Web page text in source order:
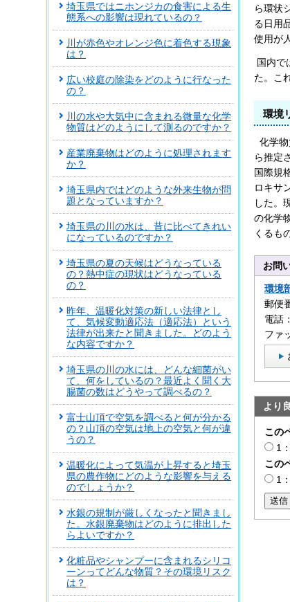
埼玉県ではニホンジカの食害による生
態系への影響は現れているの？
川が赤色やオレンジ色に着色する現象
は？
広い校庭の除染をどのように行なった
の？
川の水や大気中に含まれる微量な化学
物質はどのようにして測るのですか？
産業廃棄物はどのように処理されます
か？
埼玉県内ではどのような外来生物が問
題となっていますか？
埼玉県の川の水は、昔に比べてきれい
になっているのですか？
埼玉県の夏の天候はどうなっている
の？熱中症の現状はどうなっている
の？
昨年、温暖化対策の新しい法律とし
て、気候変動適応法（適応法）という
法律が出来たと聞きました。どのよう
な内容ですか？
埼玉県の川の水には、どんな細菌がい
て、何をしているの？最近よく聞く大
腸菌の数はどうやって調べるの？
富士山頂で空気を調べると何が分かる
の？山頂の空気は地上の空気と何が違
うの？
温暖化によって気温が上昇すると埼玉
県の農作物にどのような影響を与える
のでしょうか？
水銀の規制が厳しくなったと聞きまし
た。水銀廃棄物はどのように排出した
らよいですか？
化粧品やシャンプーに含まれるシリコ
ーンってどんな物質？その環境リスク
は？
ら環状
る日用
使用が
国内で
た。こ
環境
化学
ら推定
国際規
ロキサ
した。
の化学
くるも
お問
環境
郵便
電話
ファ
より
この
1
この
1
送信